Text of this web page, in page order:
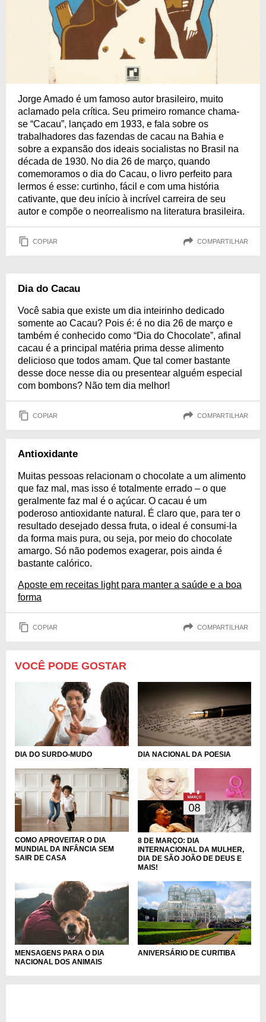
Jorge Amado é um famoso autor brasileiro, muito
aclamado pela crítica. Seu primeiro romance chama-
se “Cacau”, lançado em 1933, e fala sobre os
trabalhadores das fazendas de cacau na Bahia e
sobre a expansão dos ideais socialistas no Brasil na
década de 1930. No dia 26 de março, quando
comemoramos o dia do Cacau, o livro perfeito para
lermos é esse: curtinho, fácil e com uma história
cativante, que deu início à incrível carreira de seu
autor e compõe o neorrealismo na literatura brasileira.
COPIAR COMPARTILHAR
Dia do Cacau
Você sabia que existe um dia inteirinho dedicado
somente ao Cacau? Pois é: é no dia 26 de março e
também é conhecido como “Dia do Chocolate”, afinal
cacau é a principal matéria prima desse alimento
delicioso que todos amam. Que tal comer bastante
desse doce nesse dia ou presentear alguém especial
com bombons? Não tem dia melhor!
COPIAR COMPARTILHAR
Antioxidante
Muitas pessoas relacionam o chocolate a um alimento
que faz mal, mas isso é totalmente errado – o que
geralmente faz mal é o açúcar. O cacau é um
poderoso antioxidante natural. É claro que, para ter o
resultado desejado dessa fruta, o ideal é consumi-la
da forma mais pura, ou seja, por meio do chocolate
amargo. Só não podemos exagerar, pois ainda é
bastante calórico.
Aposte em receitas light para manter a saúde e a boa
forma
COPIAR COMPARTILHAR
VOCÊ PODE GOSTAR
DIA DO SURDO-MUDO DIA NACIONAL DA POESIA
COMO APROVEITAR O DIA
MUNDIAL DA INFÂNCIA SEM
SAIR DE CASA
8 DE MARÇO: DIA
INTERNACIONAL DA MULHER,
DIA DE SÃO JOÃO DE DEUS E
MAIS!
MENSAGENS PARA O DIA
NACIONAL DOS ANIMAIS
ANIVERSÁRIO DE CURITIBA